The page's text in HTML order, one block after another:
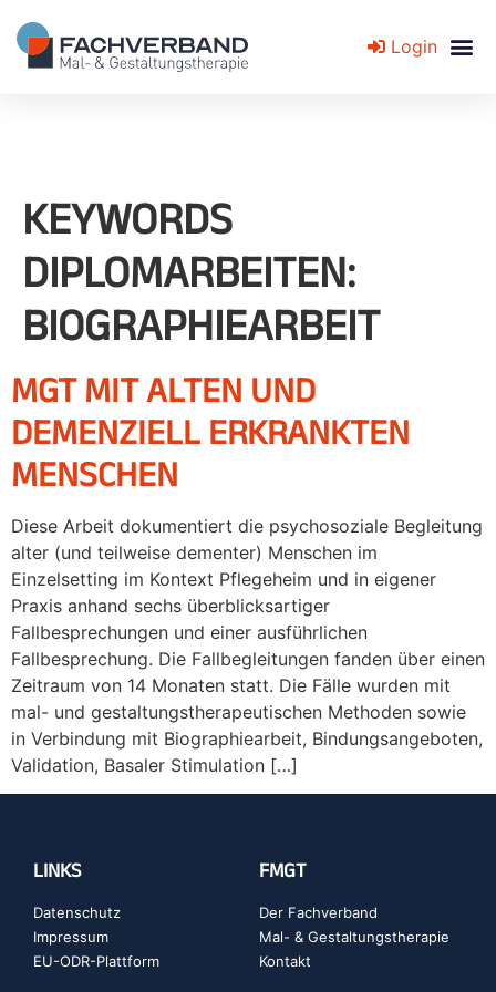
Login
KEYWORDS
DIPLOMARBEITEN:
BIOGRAPHIEARBEIT
MGT MIT ALTEN UND
DEMENZIELL ERKRANKTEN
MENSCHEN
Diese Arbeit dokumentiert die psychosoziale Begleitung
alter (und teilweise dementer) Menschen im
Einzelsetting im Kontext Pflegeheim und in eigener
Praxis anhand sechs überblicksartiger
Fallbesprechungen und einer ausführlichen
Fallbesprechung. Die Fallbegleitungen fanden über einen
Zeitraum von 14 Monaten statt. Die Fälle wurden mit
mal- und gestaltungstherapeutischen Methoden sowie
in Verbindung mit Biographiearbeit, Bindungsangeboten,
Validation, Basaler Stimulation […]
LINKS
Datenschutz
Impressum
EU-ODR-Plattform
FMGT
Der Fachverband
Mal- & Gestaltungstherapie
Kontakt